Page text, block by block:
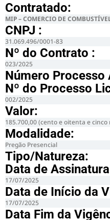
Contratado:
MIP – COMERCIO DE
CNPJ :
31.069.496/0001-83
Nº do Contrato :
023/2025
Número
Nº do Processo
002/2025
Valor:
185.700,00 (cento e oitenta e
Modalidade:
Pregão Presencial
Tipo/Natureza:
Data de
17/07/2025
Data de Início da
17/07/2025
Data Fim da